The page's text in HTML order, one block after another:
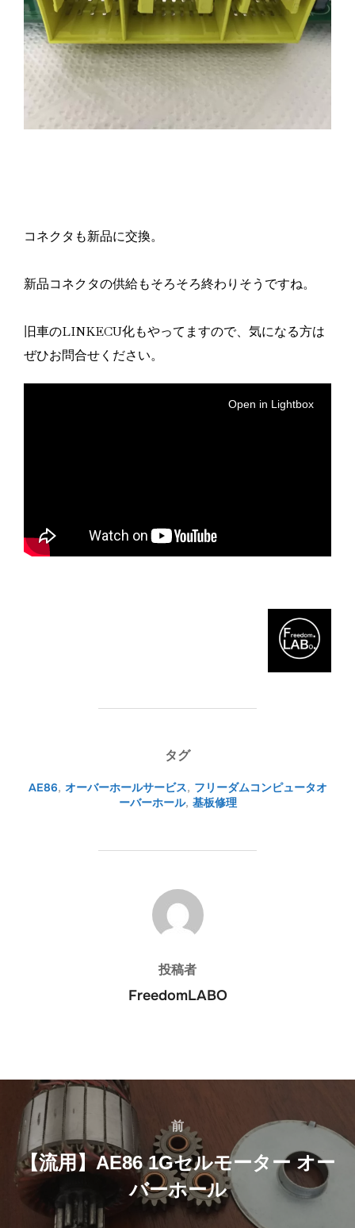
コネクタも新品に交換。
新品コネクタの供給もそろそろ終わりそうですね。
旧車のLINKECU化もやってますので、気になる方は
ぜひお問合せください。
Open in Lightbox
タグ
AE86, オーバーホールサービス, フリーダムコンピュータオ
ーバーホール, 基板修理
投稿者
投稿者
FreedomLABO
稿
ナ
ビ
前
前
【流用】AE86 1Gセルモーター オー
バーホール